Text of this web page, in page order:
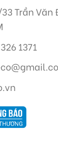
Trần Văn
1371